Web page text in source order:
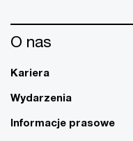
O nas
Kariera
Wydarzenia
Informacje prasowe